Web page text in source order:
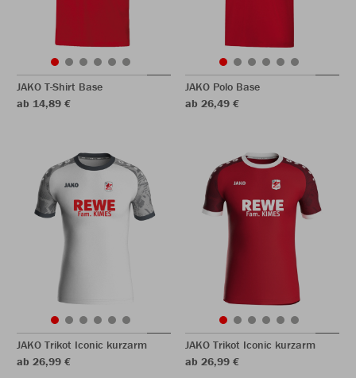
JAKO T-Shirt Base
ab 14,89 €
JAKO Polo Base
ab 26,49 €
JAKO Trikot Iconic kurzarm
ab 26,99 €
JAKO Trikot Iconic kurzarm
ab 26,99 €